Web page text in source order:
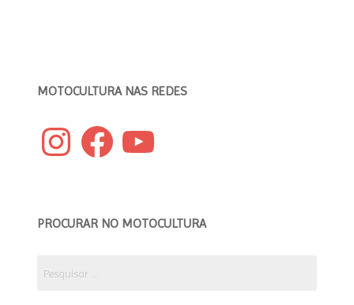
MOTOCULTURA NAS REDES
InstagramFacebookYouTube
PROCURAR NO MOTOCULTURA
por: